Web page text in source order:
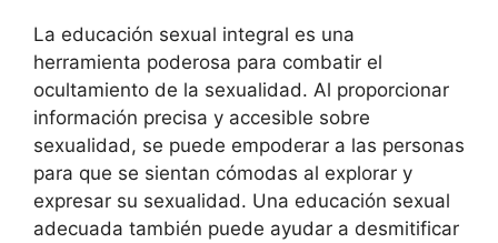
La educación sexual integral es una
herramienta poderosa para combatir el
ocultamiento de la sexualidad. Al proporcionar
información precisa y accesible sobre
sexualidad, se puede empoderar a las personas
para que se sientan cómodas al explorar y
expresar su sexualidad. Una educación sexual
adecuada también puede ayudar a desmitificar